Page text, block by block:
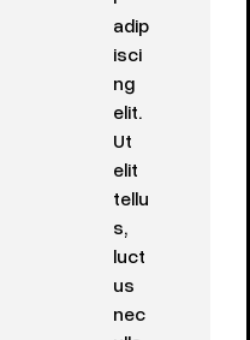
adip
isci
ng
elit.
Ut
elit
tellu
s,
luct
us
nec